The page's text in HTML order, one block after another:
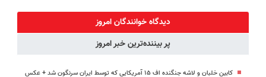
◗پرسش‌نامه◖
دیدگاه خوانندگان امروز
پر بیننده‌ترین خبر امروز
کابین خلبان و لاشه جنگنده اف ۱۵ آمریکایی که توسط ایران سرنگون شد + عکس